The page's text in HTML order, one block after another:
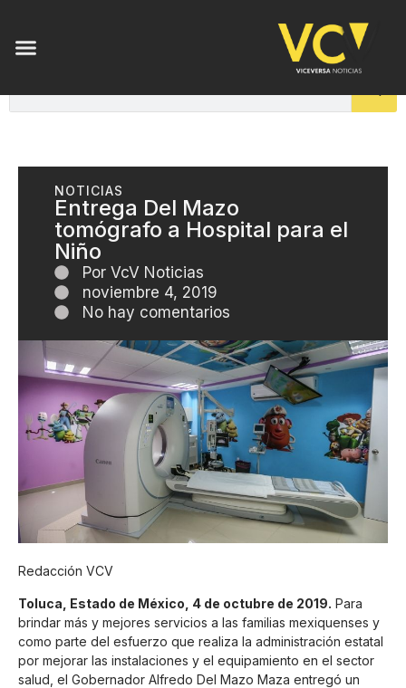
NOTICIAS
Entrega Del Mazo
tomógrafo a Hospital para el
Niño
Por VcV Noticias
noviembre 4, 2019
No hay comentarios
Redacción VCV
Toluca, Estado de México, 4 de octubre de 2019. Para
brindar más y mejores servicios a las familias mexiquenses y
como parte del esfuerzo que realiza la administración estatal
por mejorar las instalaciones y el equipamiento en el sector
salud, el Gobernador Alfredo Del Mazo Maza entregó un